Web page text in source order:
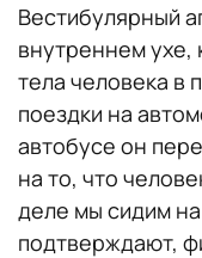
Вестибулярный
внутреннем ухе,
тела человека в
поездки на
автобусе он
на то, что
деле мы сидим
подтверждают,